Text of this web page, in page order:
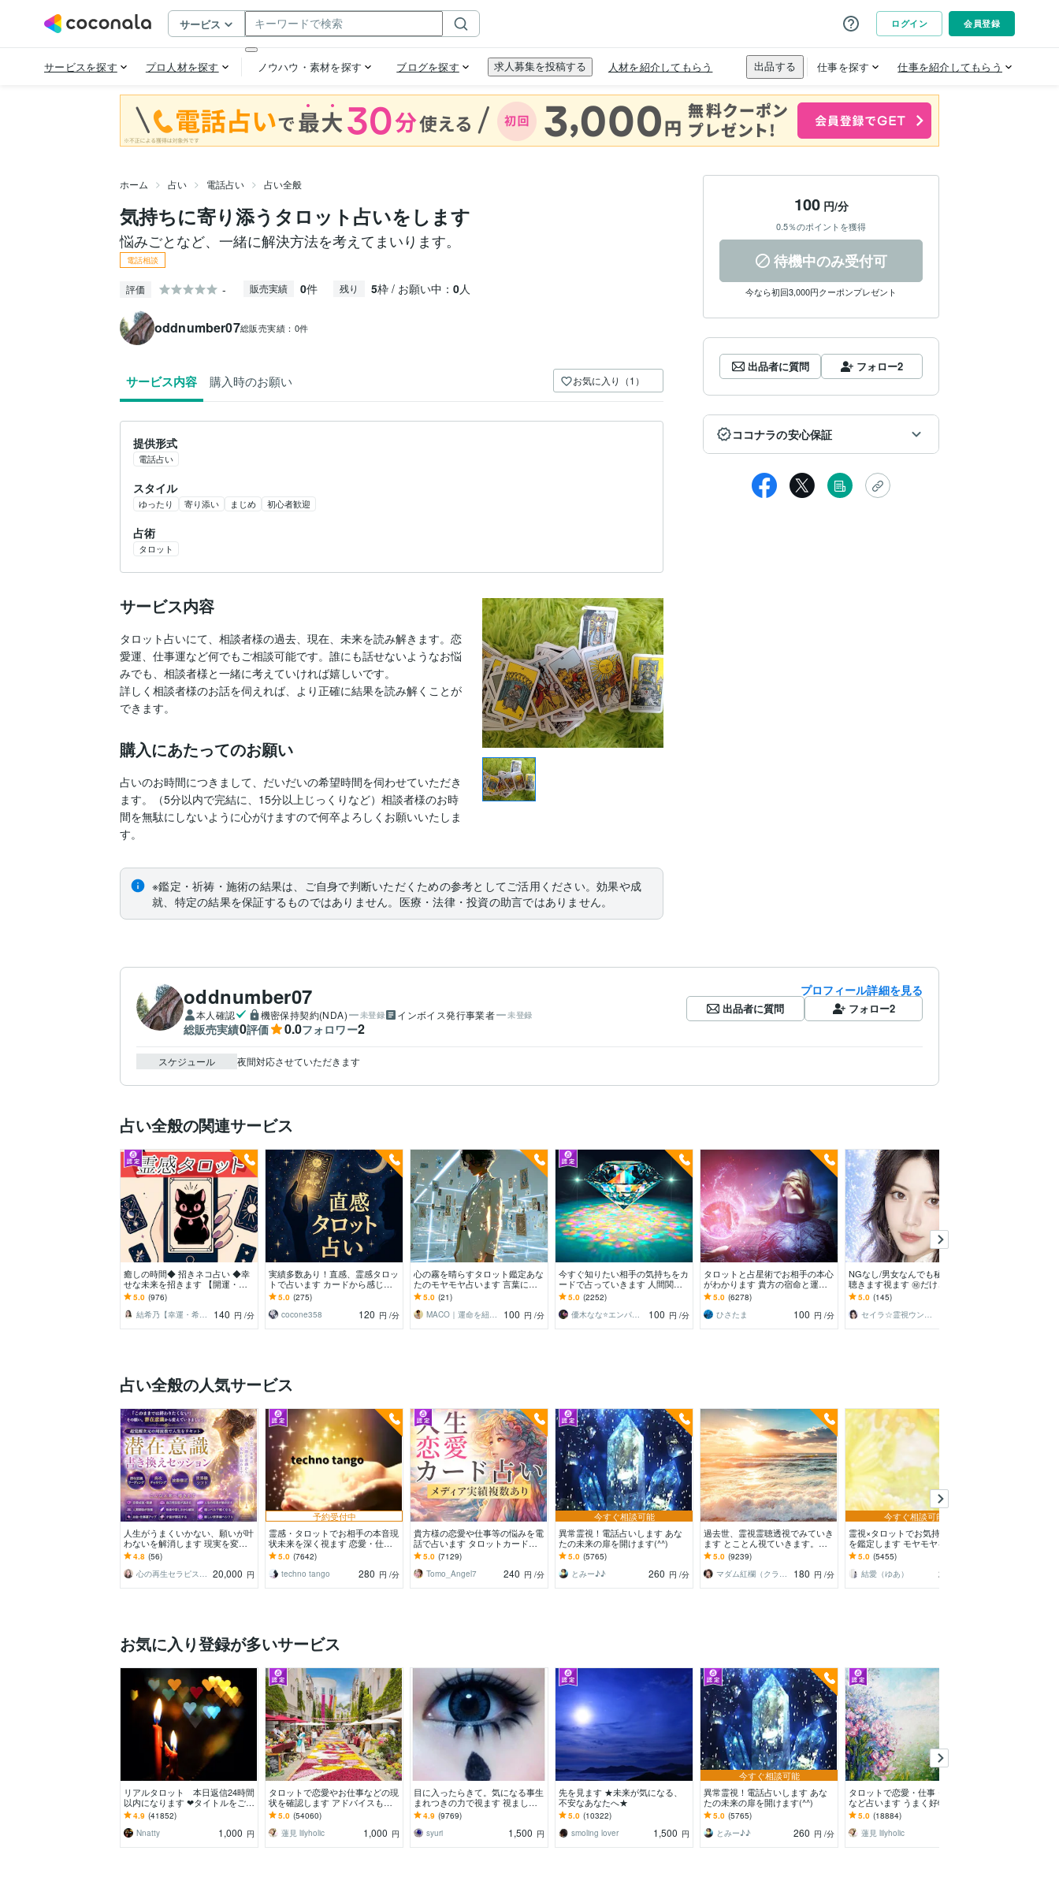
ホーム 占い 電話占い 占い全般
気持ちに寄り添うタロット占いをします
悩みごとなど、一緒に解決方法を考えてまいります。
電話相談
評価 - 販売実績 0件 残り 5枠 / お願い中： 0人
oddnumber07総販売実績： 0件
サービス内容 購入時のお願い お気に入り（1）
提供形式
電話占い
スタイル
ゆったり 寄り添い まじめ 初心者歓迎
占術
タロット
サービス内容
タロット占いにて、相談者様の過去、現在、未来を読み解きます。恋
愛運、仕事運など何でもご相談可能です。誰にも話せないようなお悩
みでも、相談者様と一緒に考えていければ嬉しいです。
詳しく相談者様のお話を伺えれば、より正確に結果を読み解くことが
できます。
購入にあたってのお願い
占いのお時間につきまして、だいだいの希望時間を伺わせていただき
ます。（5分以内で完結に、15分以上じっくりなど）相談者様のお時
間を無駄にしないように心がけますので何卒よろしくお願いいたしま
※鑑定・祈祷・施術の結果は、ご自身で判断いただくための参考としてご活用ください。効果や成
就、特定の結果を保証するものではありません。医療・法律・投資の助言ではありません。
100円/分
0.5％のポイントを獲得
待機中のみ受付可
今なら初回3,000円クーポンプレゼント
出品者に質問 フォロー2
ココナラの安心保証
oddnumber07
本人確認 機密保持契約(NDA) 未登録 インボイス発行事業者 未登録
総販売実績0評価 0.0フォロワー2
プロフィール詳細を見る
出品者に質問 フォロー2
スケジュール 夜間対応させていただきます
占い全般の関連サービス
癒しの時間◆ 招きネコ占い ◆幸
せな未来を招きます 【開運・恋
愛・人間関係・仕事】心が楽にな
る幸運の霊感タロット
5.0 (976)
結希乃【幸運・希望を結ぶ招きネコ占い】
140 円 /分
実績多数あり！直感、霊感タロッ
トで占います カードから感じた
もの、届く声を大事にしています
5.0 (275)
cocone358
120 円 /分
心の霧を晴らすタロット鑑定あな
たのモヤモヤ占います 言葉にな
らない感情にも寄り添います
5.0 (21)
MACO｜運命を紐解く⭐︎波動タロット
100 円 /分
今すぐ知りたい相手の気持ちをカ
ードで占っていきます 人間関係✨
恋愛✨職場✨家族✨友人✨アプリ✨
SNS✨LINE…
5.0 (2252)
優木なな⭐️エンパシー
100 円 /分
タロットと占星術でお相手の本心
がわかります 貴方の宿命と運命
を知って愛と成功を引き寄せませ
んか？
5.0 (6278)
ひさたま
100 円 /分
NGなし/男女なんでも秘密厳守で
聴きます視ます ㊙︎だけど誰かに
言いたい話を安心して話せる場所
5.0 (145)
セイラ☆霊視ウンミョン鑑定
占い全般の人気サービス
人生がうまくいかない、願いが叶
わないを解消します 現実を変え
るために努力したのに、自力では
もう無理と感じている
4.8 (56)
心の再生セラピスト YASUKO 20,000 円
予約受付中
霊感・タロットでお相手の本音現
状未来を深く視ます 恋愛・仕
事・家族・人間関係の本質を見抜
きスピード解決へ
5.0 (7642)
techno tango
280 円 /分
貴方様の恋愛や仕事等の悩みを電
話で占います タロットカード、
オラクルカード、ルノルマンカー
ドを使用します
5.0 (7129)
Tomo_Angel7
240 円 /分
今すぐ相談可能
異常霊視！電話占いします あな
たの未来の扉を開けます(^^)
5.0 (5765)
とみー♪♪
260 円 /分
過去世、霊視霊聴透視でみていき
ます とことん視ていきます。霊
視霊聴などいろいろな角度で
5.0 (9239)
マダム紅欄（クラン）
180 円 /分
今すぐ相談可能
霊視×タロットでお気持ち・未来
を鑑定します モヤモヤを解消し
て、心地良い毎日に(ヒーリング
サポート付）
5.0 (5455)
結愛（ゆあ）
280
お気に入り登録が多いサービス
リアルタロット 本日返信24時間
以内になります ❤︎タイトルをご確
認ください❤︎
4.9 (41852)
Nnatty
1,000 円
タロットで恋愛やお仕事などの現
状を確認します アドバイスもし
っかりお届けしますので安心して
ください♡
5.0 (54060)
蓮見 lilyholic
1,000 円
目に入ったらきて。気になる事生
まれつきの力で視ます 視ましょ
う恋愛や仕事などこの先など
4.9 (9769)
syuri
1,500 円
先を見ます ★未来が気になる、
不安なあなたへ★
5.0 (10322)
smoling lover
1,500 円
今すぐ相談可能
異常霊視！電話占いします あな
たの未来の扉を開けます(^^)
5.0 (5765)
とみー♪♪
260 円 /分
タロットで恋愛・仕事・潜在意識
など占います うまく好転するよ
うアドバイスします✧*̣̩⋆̩☽⋆゜
5.0 (18884)
蓮見 lilyholic